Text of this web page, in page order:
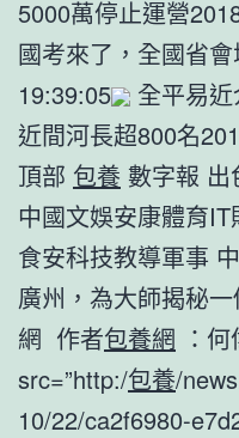
5000萬停止運營
國考來了，全國省
19:39:05
全平易
近間河長超800名
頂部 包養 數字報
中國文娛安康體育
食安科技教導軍事
廣州，為大師揭秘
網 作者包養網 ：
src=”http:/包養/
10/22/ca2f6980-